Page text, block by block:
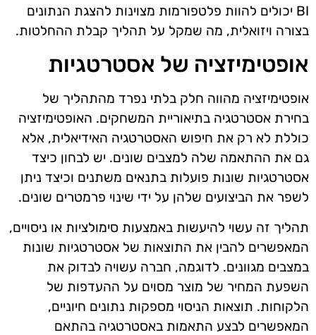
BI יכולים להוות פלטפורמות מצוינות להצגת הנתונים
בצורה ויזואלית, מה שמקל על תהליך קבלת ההחלטות.
אופטימיזציה של אסטרטגיות
אופטימיזציה מהווה חלק בלתי נפרד מהתהליך של
בחירת אסטרטגיה בתיאוריית המשחקים. האופטימיזציה
כוללת לא רק את חיפוש האסטרטגיה האידיאלית, אלא
גם את ההתאמה שלה למצבים שונים. יש לבחון כיצד
אסטרטגיות שונות פועלות בתנאים משתנים וכיצד ניתן
לשפר את הביצועים שלהן על ידי שינוי פרמטרים שונים.
תהליך זה עשוי להיעשות באמצעות סימולציות או ניסויים,
המאפשרים להבין את התוצאות של אסטרטגיות שונות
במצבים מגוונים. לדוגמה, חברה עשויה לבדוק את
השפעת המחיר של מוצר מסוים על ההעדפות של
הלקוחות. תוצאות הניסוי מספקות נתונים חיוניים,
המאפשרים לבצע התאמות באסטרטגיה בהתאם